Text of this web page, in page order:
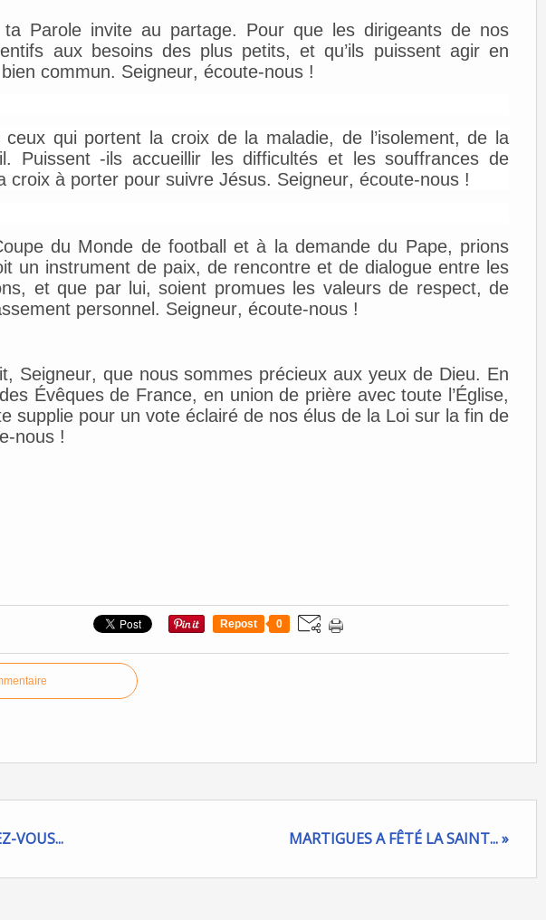
Parole invite au partage. Pour que les dirigeants de nos
aux besoins des plus petits, et qu’ils puissent agir en
commun. Seigneur, écoute-nous !
qui portent la croix de la maladie, de l’isolement, de la
Puissent -ils accueillir les difficultés et les souffrances de
croix à porter pour suivre Jésus. Seigneur, écoute-nous !
du Monde de football et à la demande du Pape, prions
un instrument de paix, de rencontre et de dialogue entre les
et que par lui, soient promues les valeurs de respect, de
personnel. Seigneur, écoute-nous !
Seigneur, que nous sommes précieux aux yeux de Dieu. En
Évêques de France, en union de prière avec toute l’Église,
supplie pour un vote éclairé de nos élus de la Loi sur la fin de
nous !
Repost 0
VOUS... MARTIGUES A FÊTÉ LA SAINT... »